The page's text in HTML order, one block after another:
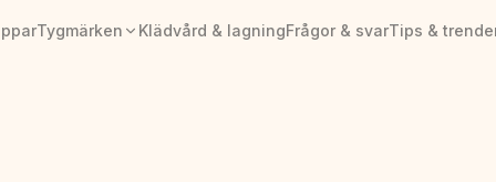
Tygmärken Klädvård & lagningFrågor & svarTips &